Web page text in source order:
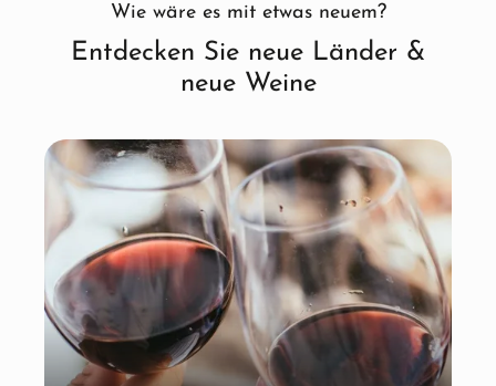
Wie wäre es mit etwas neuem?
Entdecken Sie neue Länder &
neue Weine